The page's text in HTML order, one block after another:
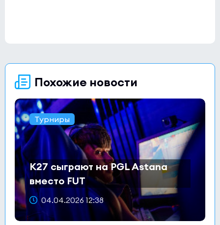
Похожие новости
Турниры
K27 сыграют на PGL Astana
вместо FUT
04.04.2026 12:38